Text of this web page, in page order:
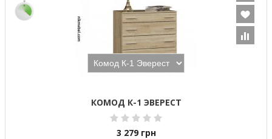
КОМОД К-1 ЭВЕРЕСТ
3 279 грн